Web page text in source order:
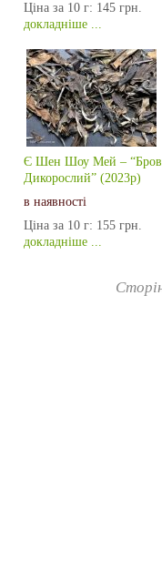
Ціна за 10 г: 145 грн.
докладніше ...
Є Шен Шоу Мей –
Дикорослий” (2023р)
в наявності
Ціна за 10 г: 155 грн.
докладніше ...